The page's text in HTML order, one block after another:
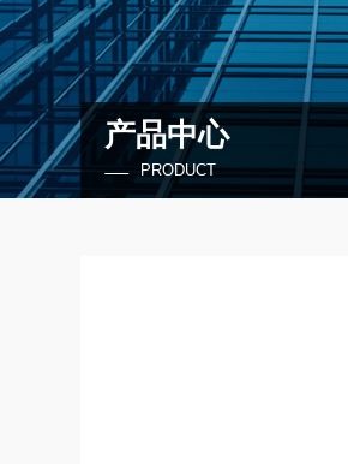
产品中心
PRODUCT